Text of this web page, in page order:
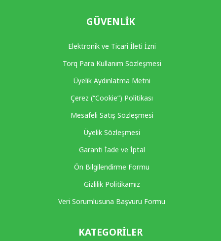
GÜVENLIK
Elektronik ve Ticari İleti İzni
Torq Para Kullanım Sözleşmesi
Üyelik Aydınlatma Metni
Çerez (“Cookie”) Politikası
Mesafeli Satış Sözleşmesi
Üyelik Sözleşmesi
Garanti İade ve İptal
Ön Bilgilendirme Formu
Gizlilik Politikamız
Veri Sorumlusuna Başvuru Formu
KATEGORILER